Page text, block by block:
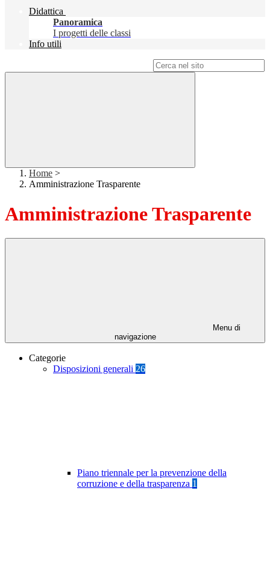
Didattica
Panoramica
I progetti delle classi
Info utili
Home >
Amministrazione Trasparente
Amministrazione Trasparente
Menu di
navigazione
Categorie
Disposizioni generali 26
Piano triennale per la prevenzione della
corruzione e della trasparenza 1